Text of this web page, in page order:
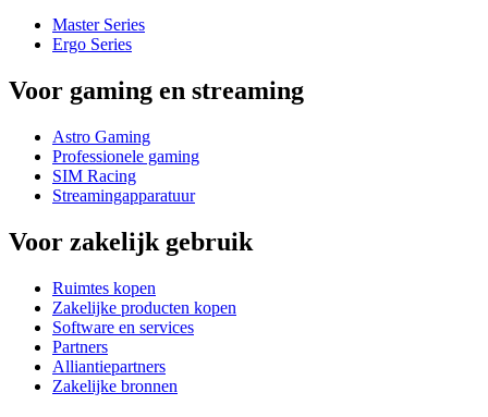
Master Series
Ergo Series
Voor gaming en streaming
Astro Gaming
Professionele gaming
SIM Racing
Streamingapparatuur
Voor zakelijk gebruik
Ruimtes kopen
Zakelijke producten kopen
Software en services
Partners
Alliantiepartners
Zakelijke bronnen